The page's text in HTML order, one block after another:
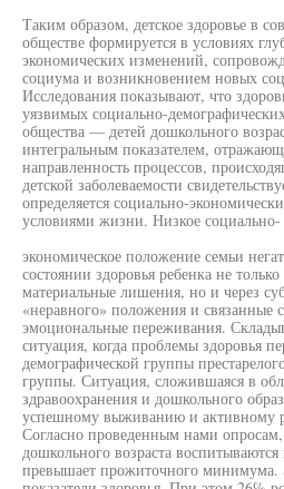
Таким образом, детское здоровье в
обществе формируется в условиях
экономических изменений,
социума и возникновением новых
Исследования показывают, что
уязвимых социально-
общества — детей дошкольного
интегральным показателем,
направленность процессов,
детской заболеваемости
определяется социально-
условиями жизни. Низкое социально-
экономическое положение семьи
состоянии здоровья ребенка не
материальные лишения, но и через
«неравного» положения и
эмоциональные переживания.
ситуация, когда проблемы здоровья
демографической группы
группы. Ситуация, сложившаяся в
здравоохранения и дошкольного
успешному выживанию и активному
Согласно проведенным нами
дошкольного возраста
превышает прожиточного